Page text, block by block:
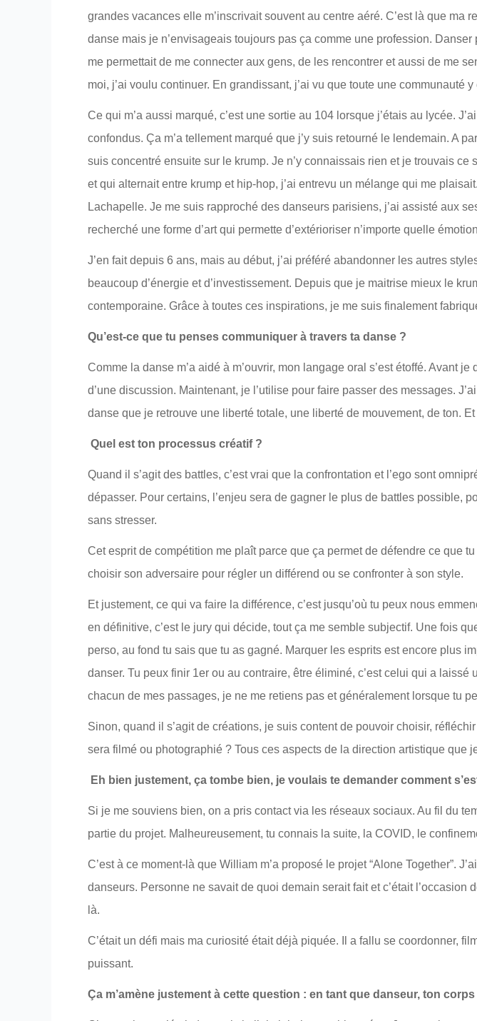
grandes vacances elle m’inscrivait souvent au centre aéré. C’est là que ma
danse mais je n’envisageais toujours pas ça comme une profession.
me permettait de me connecter aux gens, de les rencontrer et aussi de me
moi, j’ai voulu continuer. En grandissant, j’ai vu que toute une communauté y
Ce qui m’a aussi marqué, c’est une sortie au 104 lorsque j’étais au lycée.
confondus. Ça m’a tellement marqué que j’y suis retourné le lendemain. A
suis concentré ensuite sur le krump. Je n’y connaissais rien et je trouvais
et qui alternait entre krump et hip-hop, j’ai entrevu un mélange qui me
Lachapelle. Je me suis rapproché des danseurs parisiens, j’ai assisté aux
recherché une forme d’art qui permette d’extérioriser n’importe quelle
J’en fait depuis 6 ans, mais au début, j’ai préféré abandonner les autres
beaucoup d’énergie et d’investissement. Depuis que je maitrise mieux le
contemporaine. Grâce à toutes ces inspirations, je me suis finalement
Qu’est-ce que tu penses communiquer à travers ta danse ?
Comme la danse m’a aidé à m’ouvrir, mon langage oral s’est étoffé. Avant
d’une discussion. Maintenant, je l’utilise pour faire passer des messages.
danse que je retrouve une liberté totale, une liberté de mouvement, de ton.
Quel est ton processus créatif ?
Quand il s’agit des battles, c’est vrai que la confrontation et l’ego sont
dépasser. Pour certains, l’enjeu sera de gagner le plus de battles possible,
sans stresser.
Cet esprit de compétition me plaît parce que ça permet de défendre ce que
choisir son adversaire pour régler un différend ou se confronter à son style.
Et justement, ce qui va faire la différence, c’est jusqu’où tu peux nous
en définitive, c’est le jury qui décide, tout ça me semble subjectif. Une fois
perso, au fond tu sais que tu as gagné. Marquer les esprits est encore plus
danser. Tu peux finir 1er ou au contraire, être éliminé, c’est celui qui a laissé
chacun de mes passages, je ne me retiens pas et généralement lorsque tu
Sinon, quand il s’agit de créations, je suis content de pouvoir choisir,
sera filmé ou photographié ? Tous ces aspects de la direction artistique que
Eh bien justement, ça tombe bien, je voulais te demander comment
Si je me souviens bien, on a pris contact via les réseaux sociaux. Au fil du
partie du projet. Malheureusement, tu connais la suite, la COVID, le
C’est à ce moment-là que William m’a proposé le projet “Alone Together”.
danseurs. Personne ne savait de quoi demain serait fait et c’était l’occasion
là.
C’était un défi mais ma curiosité était déjà piquée. Il a fallu se coordonner,
puissant.
Ça m’amène justement à cette question : en tant que danseur, ton